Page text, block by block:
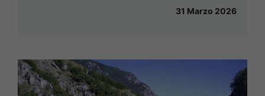
31 Marzo 2026